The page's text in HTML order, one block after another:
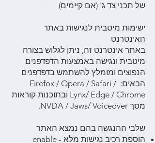
של תכני צד ג' (אם קיימים)
ישימות מיטבית לנגישות באתר
האינטרנט
באתר אינטרנט זה, ניתן לגלוש בצורה
מיטבית ונגישה באמצעות הדפדפנים
הנפוצים ומומלץ להשתמש בדפדפנים
הבאים: Firefox / Opera / Safari /
Lynx/ Edge / Chrome ובתוכנות קוראות
מסך NVDA / Jaws/ Voiceover.
שלבי ההנגשה בהם נמצא האתר
הוספת רכיב נגישות מלא - enable